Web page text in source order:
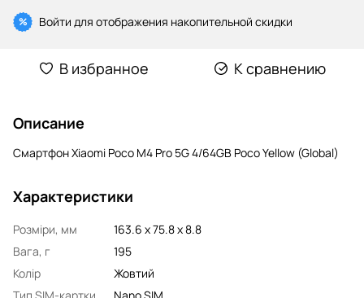
% Войти для отображения накопительной скидки
В избранное К сравнению
Описание
Смартфон Xiaomi Poco M4 Pro 5G 4/64GB Poco Yellow (Global)
Характеристики
Розміри, мм
163.6 x 75.8 x 8.8
Вага, г
195
Колір
Жовтий
Тип SIM-картки
Nano SIM